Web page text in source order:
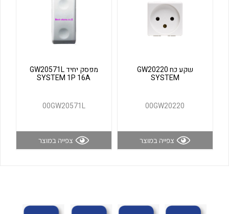
לכל מוצרי היצרן לכל מוצרי היצרן
שקע כח GW20220
SYSTEM
00GW20220
צפייה במוצר
מפסק יחיד GW20571L
SYSTEM 1P 16A
00GW20571L
צפייה במוצר